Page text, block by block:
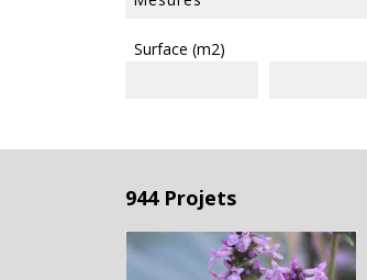
Surface (m2)
944 Projets